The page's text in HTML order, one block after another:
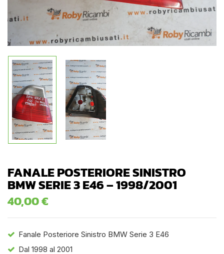
FANALE POSTERIORE SINISTRO
BMW SERIE 3 E46 – 1998/2001
40,00€
Fanale Posteriore Sinistro BMW Serie 3 E46
Dal 1998 al 2001